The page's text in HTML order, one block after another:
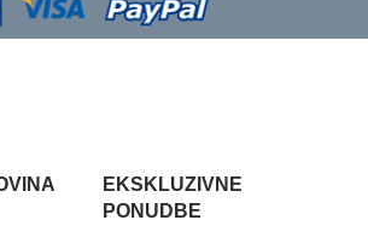
EKSKLUZIVNE
PONUDBE